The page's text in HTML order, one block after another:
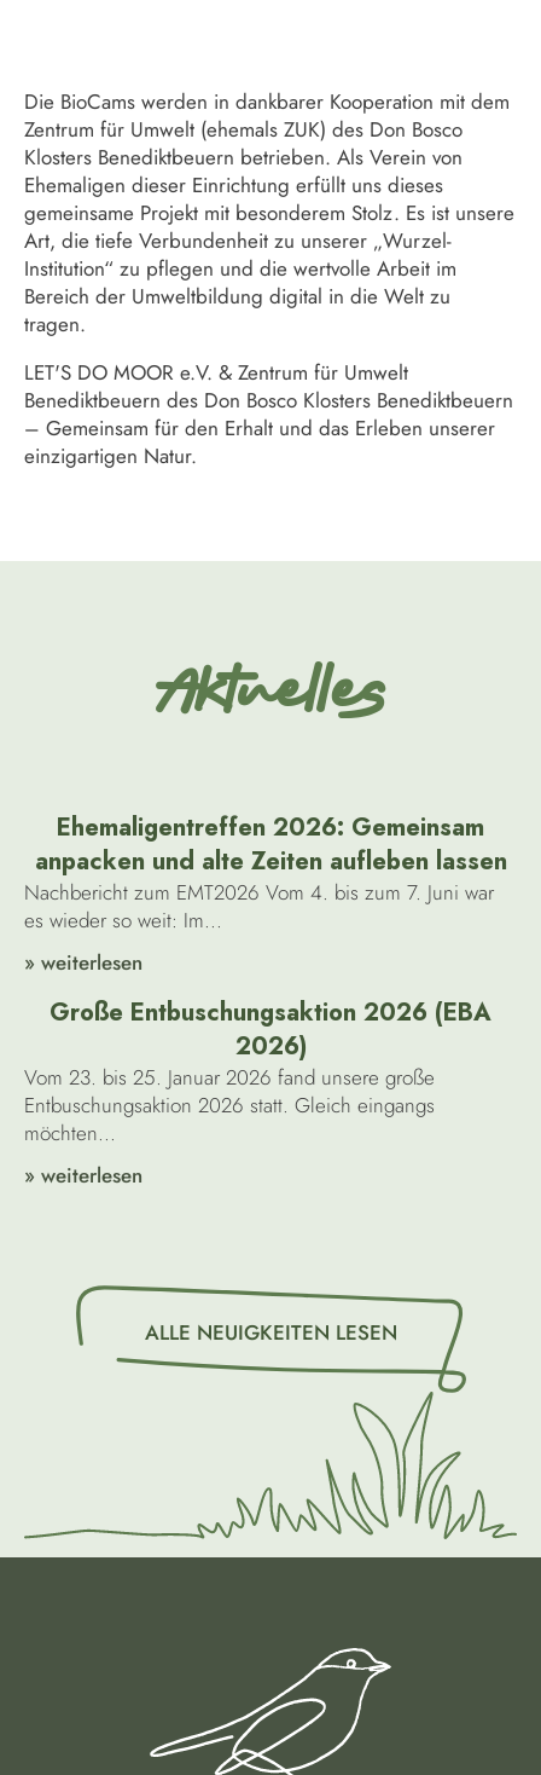
Die BioCams werden in dankbarer Kooperation mit dem
Zentrum für Umwelt (ehemals ZUK) des Don Bosco
Klosters Benediktbeuern betrieben. Als Verein von
Ehemaligen dieser Einrichtung erfüllt uns dieses
gemeinsame Projekt mit besonderem Stolz. Es ist unsere
Art, die tiefe Verbundenheit zu unserer „Wurzel-
Institution“ zu pflegen und die wertvolle Arbeit im
Bereich der Umweltbildung digital in die Welt zu
tragen.
LET'S DO MOOR e.V. & Zentrum für Umwelt
Benediktbeuern des Don Bosco Klosters Benediktbeuern
– Gemeinsam für den Erhalt und das Erleben unserer
einzigartigen Natur.
Aktuelles
Ehemaligentreffen 2026: Gemeinsam
anpacken und alte Zeiten aufleben lassen
Nachbericht zum EMT2026 Vom 4. bis zum 7. Juni war
es wieder so weit: Im...
» weiterlesen
Große Entbuschungsaktion 2026 (EBA
2026)
Vom 23. bis 25. Januar 2026 fand unsere große
Entbuschungsaktion 2026 statt. Gleich eingangs
möchten...
» weiterlesen
ALLE NEUIGKEITEN LESEN